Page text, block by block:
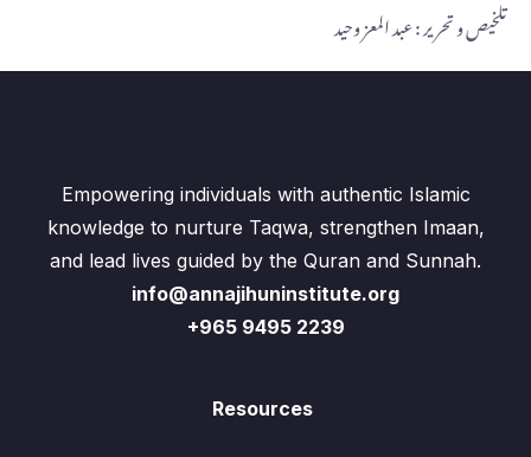
تلخیص و تحریر : عبد المعز وحید
Empowering individuals with authentic Islamic
knowledge to nurture Taqwa, strengthen Imaan,
and lead lives guided by the Quran and Sunnah.
info@annajihuninstitute.org
+965 9495 2239
Resources